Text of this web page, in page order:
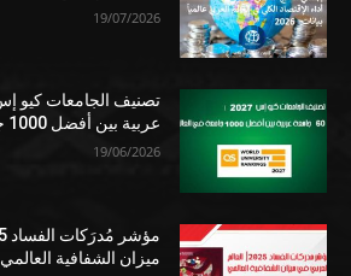
19/07/2026
عربية بين أفضل 1000 جامعة في العالم
19/06/2026
ميزان الشفافية العالمي